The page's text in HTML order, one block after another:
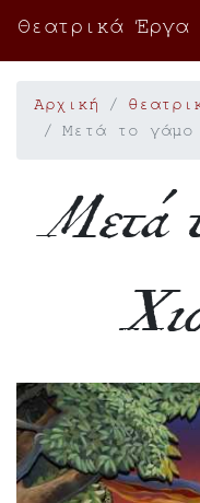
Θεατρικά Έργα
Αρχική
Μετά το γάμο
Μετά